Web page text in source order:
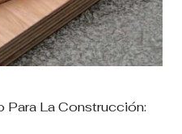
Para La Construcción: